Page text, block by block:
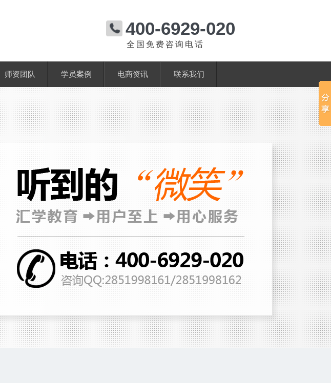
400-6929-020
全国免费咨询电话
师资团队 学员案例 电商资讯 联系我们